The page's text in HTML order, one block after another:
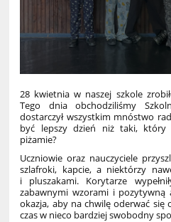
28 kwietnia w naszej szkole
Tego dnia obchodziliśmy
dostarczył wszystkim mnóstwo
być lepszy dzień niż taki, który
piżamie?
Uczniowie oraz nauczyciele
szlafroki, kapcie, a niektórzy
i pluszakami. Korytarze
zabawnymi wzorami i pozytywną
okazja, aby na chwilę oderwać
czas w nieco bardziej swobodny